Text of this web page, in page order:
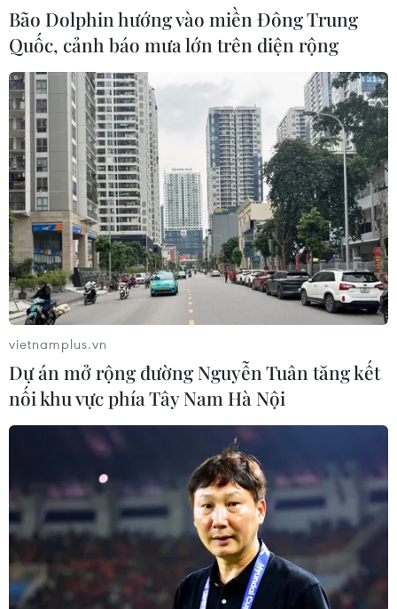
Bão Dolphin hướng vào miền Đông Trung
Quốc, cảnh báo mưa lớn trên diện rộng
vietnamplus.vn
Dự án mở rộng đường Nguyễn Tuân tăng kết
nối khu vực phía Tây Nam Hà Nội